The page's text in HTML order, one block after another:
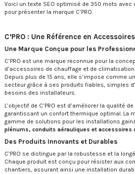
Voici un texte SEO optimisé de 350 mots avec
pour présenter la marque C’PRO.
C’PRO : Une Référence en
Une Marque Conçue pour les
C’PRO est une marque reconnue pour la
d’accessoires de chauffage et de
Depuis plus de 15 ans, elle s’impose comme
secteur grâce à ses produits fiables, simples
besoins des installateurs.
L’objectif de C’PRO est d’améliorer la qualité
garantissant un confort thermique optimal. La
gamme de solutions pour les installations
plénums, conduits aérauliques et accessoires
Des Produits Innovants et Durables
C’PRO se distingue par la robustesse et la
Chaque produit est conçu pour résister aux
chantiers, assurant ainsi une installation